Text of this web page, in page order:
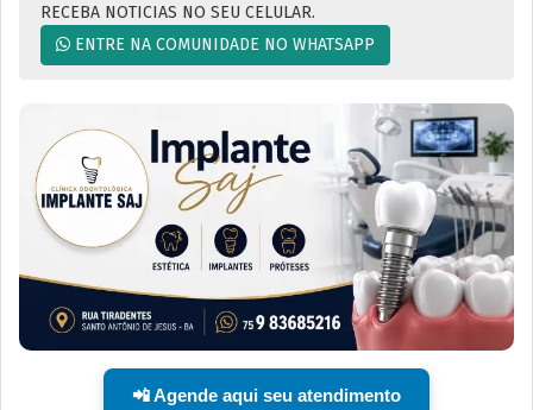
RECEBA NOTICIAS NO SEU CELULAR.
ENTRE NA COMUNIDADE NO WHATSAPP
📲 Agende aqui seu atendimento